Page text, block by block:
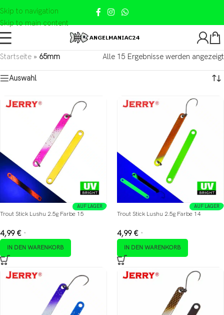
Skip to navigation
Skip to main content
Startseite » 65mm Alle 15 Ergebnisse werden angezeigt
Auswahl
AUF LAGER
Trout Stick Lushu 2.5g Farbe 15
4,99 € *
IN DEN WARENKORB
AUF LAGER
Trout Stick Lushu 2.5g Farbe 14
4,99 € *
IN DEN WARENKORB